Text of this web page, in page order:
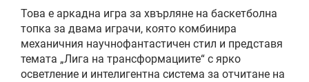
Това е аркадна игра за хвърляне на баскетболна
топка за двама играчи, която комбинира
механичния научнофантастичен стил и представя
темата „Лига на трансформациите“ с ярко
осветление и интелигентна система за отчитане на